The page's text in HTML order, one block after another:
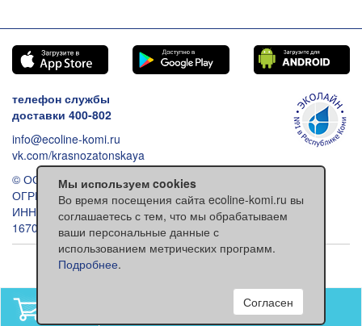
телефон службы
доставки 400-802
info@ecoline-komi.ru
vk.com/krasnozatonskaya
© ООО «Эколайн», 2026
ОГРН: 1021100512993
ИНН: 1101030557
167000 Сыктывкар ул. Ленина 118
Обычная версия сайта
нет товаров
Мы используем cookies
Во время посещения сайта ecoline-komi.ru вы
соглашаетесь с тем, что мы обрабатываем
ваши персональные данные с
использованием метрических программ.
Подробнее.
Согласен